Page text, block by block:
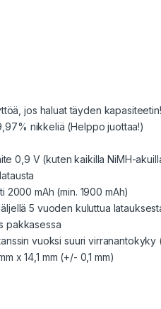
jos haluat täyden kapasiteetin!
nikkeliä (Helppo juottaa!)
0,9 V (kuten kaikilla NiMH-
2000 mAh (min. 1900 mAh)
5 vuoden kuluttua
pakkasessa
vuoksi suuri virranantokyky
x 14,1 mm (+/- 0,1 mm)